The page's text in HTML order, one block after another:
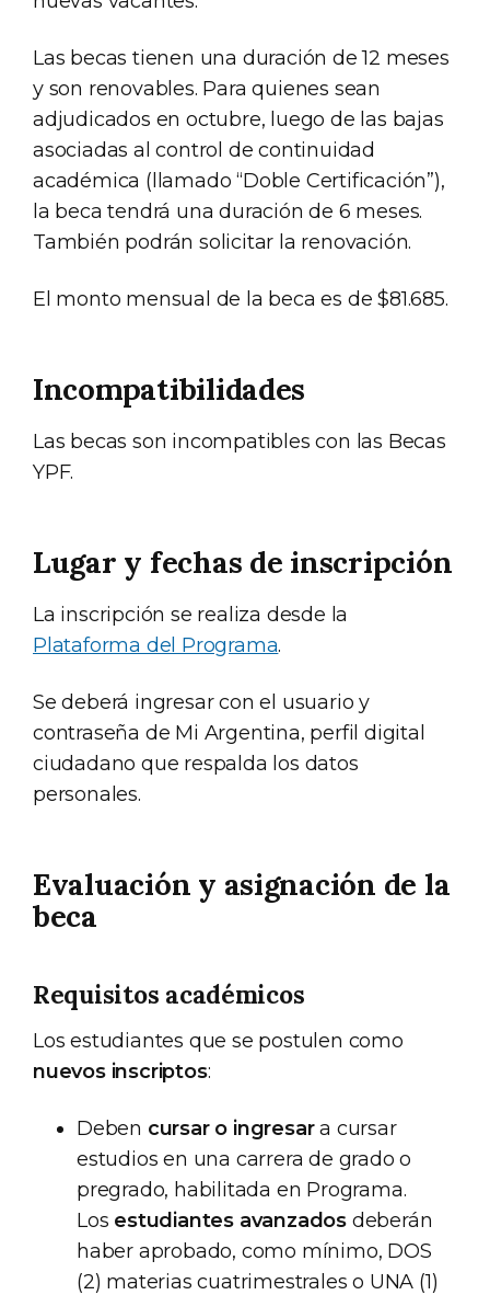
Las becas tienen una duración de 12 meses
y son renovables. Para quienes sean
adjudicados en octubre, luego de las bajas
asociadas al control de continuidad
académica (llamado “Doble Certificación”),
la beca tendrá una duración de 6 meses.
También podrán solicitar la renovación.
El monto mensual de la beca es de $81.685.
Incompatibilidades
Las becas son incompatibles con las Becas
YPF.
Lugar y fechas de inscripción
La inscripción se realiza desde la
Plataforma del Programa.
Se deberá ingresar con el usuario y
contraseña de Mi Argentina, perfil digital
ciudadano que respalda los datos
personales.
Evaluación y asignación de la
beca
Requisitos académicos
Los estudiantes que se postulen como
nuevos inscriptos:
Deben cursar o ingresara cursar
estudios en una carrera de grado o
pregrado, habilitada en Programa.
Los estudiantes avanzados deberán
haber aprobado, como mínimo, DOS
(2) materias cuatrimestrales o UNA (1)